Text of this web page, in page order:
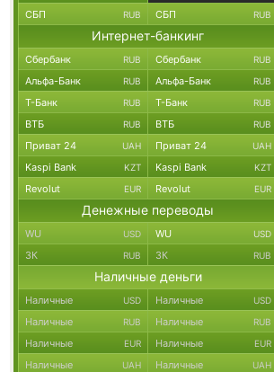
СБП RUB СБП RUB
Интернет-банкинг
Сбербанк RUB Сбербанк RUB
Альфа-Банк RUB Альфа-Банк RUB
Т-Банк RUB Т-Банк RUB
ВТБ RUB ВТБ RUB
Приват 24 UAH Приват 24 UAH
Kaspi Bank KZT Kaspi Bank KZT
Revolut EUR Revolut EUR
Денежные переводы
WU USD WU USD
ЗК RUB ЗК RUB
Наличные деньги
Наличные USD Наличные USD
Наличные RUB Наличные RUB
Наличные EUR Наличные EUR
Наличные UAH Наличные UAH